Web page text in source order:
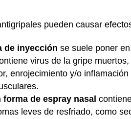
pueden causar
de inyección se suele poner
virus de la gripe
enrojecimiento y/o
forma de espray nasal
leves de resfriado, como